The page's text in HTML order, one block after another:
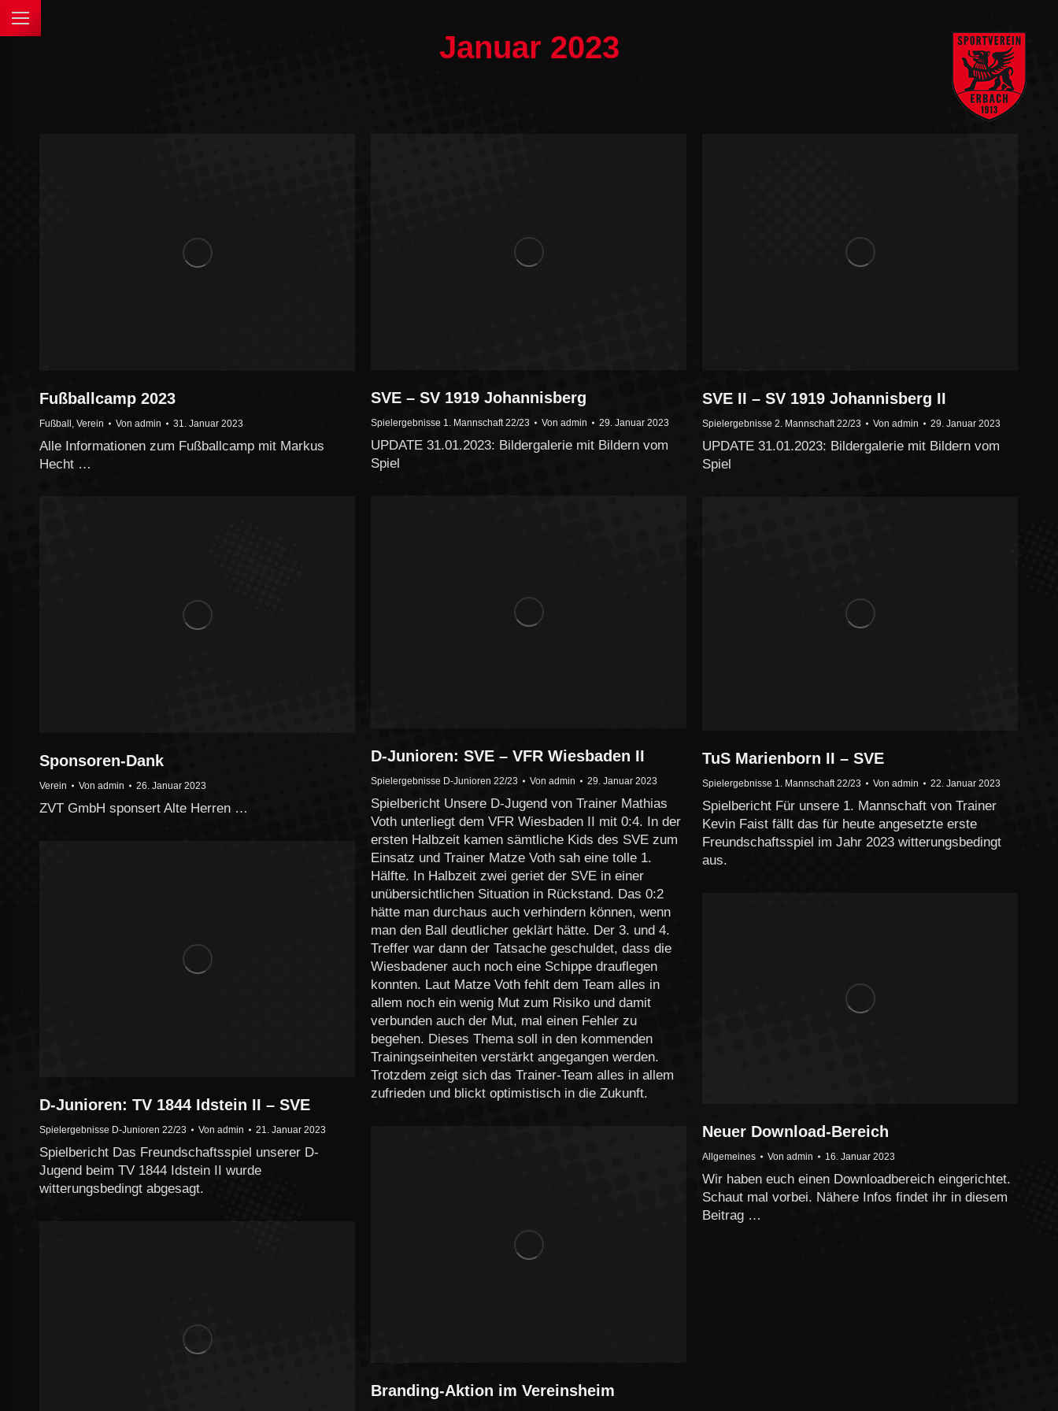
Januar 2023
Fußballcamp 2023
Fußball Verein Von admin 31. Januar 2023
Alle Informationen zum Fußballcamp mit Markus
Hecht …
SVE – SV 1919 Johannisberg
Spielergebnisse 1. Mannschaft 22/23 Von admin 29. Januar 2023
UPDATE 31.01.2023: Bildergalerie mit Bildern vom
Spiel
SVE II – SV 1919 Johannisberg II
Spielergebnisse 2. Mannschaft 22/23 Von admin 29. Januar 2023
UPDATE 31.01.2023: Bildergalerie mit Bildern vom
Spiel
D-Junioren: SVE – VFR Wiesbaden II
Spielergebnisse D-Junioren 22/23 Von admin 29. Januar 2023
Spielbericht Unsere D-Jugend von Trainer Mathias
Voth unterliegt dem VFR Wiesbaden II mit 0:4. In der
ersten Halbzeit kamen sämtliche Kids des SVE zum
Einsatz und Trainer Matze Voth sah eine tolle 1.
Hälfte. In Halbzeit zwei geriet der SVE in einer
unübersichtlichen Situation in Rückstand. Das 0:2
hätte man durchaus auch verhindern können, wenn
man den Ball deutlicher geklärt hätte. Der 3. und 4.
Treffer war dann der Tatsache geschuldet, dass die
Wiesbadener auch noch eine Schippe drauflegen
konnten. Laut Matze Voth fehlt dem Team alles in
allem noch ein wenig Mut zum Risiko und damit
verbunden auch der Mut, mal einen Fehler zu
begehen. Dieses Thema soll in den kommenden
Trainingseinheiten verstärkt angegangen werden.
Trotzdem zeigt sich das Trainer-Team alles in allem
zufrieden und blickt optimistisch in die Zukunft.
Sponsoren-Dank
Verein Von admin 26. Januar 2023
ZVT GmbH sponsert Alte Herren …
TuS Marienborn II – SVE
Spielergebnisse 1. Mannschaft 22/23 Von admin 22. Januar 2023
Spielbericht Für unsere 1. Mannschaft von Trainer
Kevin Faist fällt das für heute angesetzte erste
Freundschaftsspiel im Jahr 2023 witterungsbedingt
aus.
D-Junioren: TV 1844 Idstein II – SVE
Spielergebnisse D-Junioren 22/23 Von admin 21. Januar 2023
Spielbericht Das Freundschaftsspiel unserer D-
Jugend beim TV 1844 Idstein II wurde
witterungsbedingt abgesagt.
Neuer Download-Bereich
Allgemeines Von admin 16. Januar 2023
Wir haben euch einen Downloadbereich eingerichtet.
Schaut mal vorbei. Nähere Infos findet ihr in diesem
Beitrag …
Branding-Aktion im Vereinsheim